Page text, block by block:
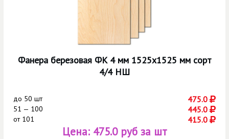
Фанера березовая ФК 4 мм 1525х1525 мм сорт
4/4 НШ
до 50 шт 475.0
51 — 100 445.0
от101 415.0
Цена: 475.0 руб за шт